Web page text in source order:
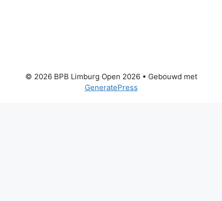
© 2026 BPB Limburg Open 2026• Gebouwd met
GeneratePress